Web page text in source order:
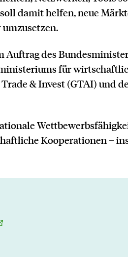
damit helfen, neue
des
für
& Invest (GTAI) und
Kooperationen –